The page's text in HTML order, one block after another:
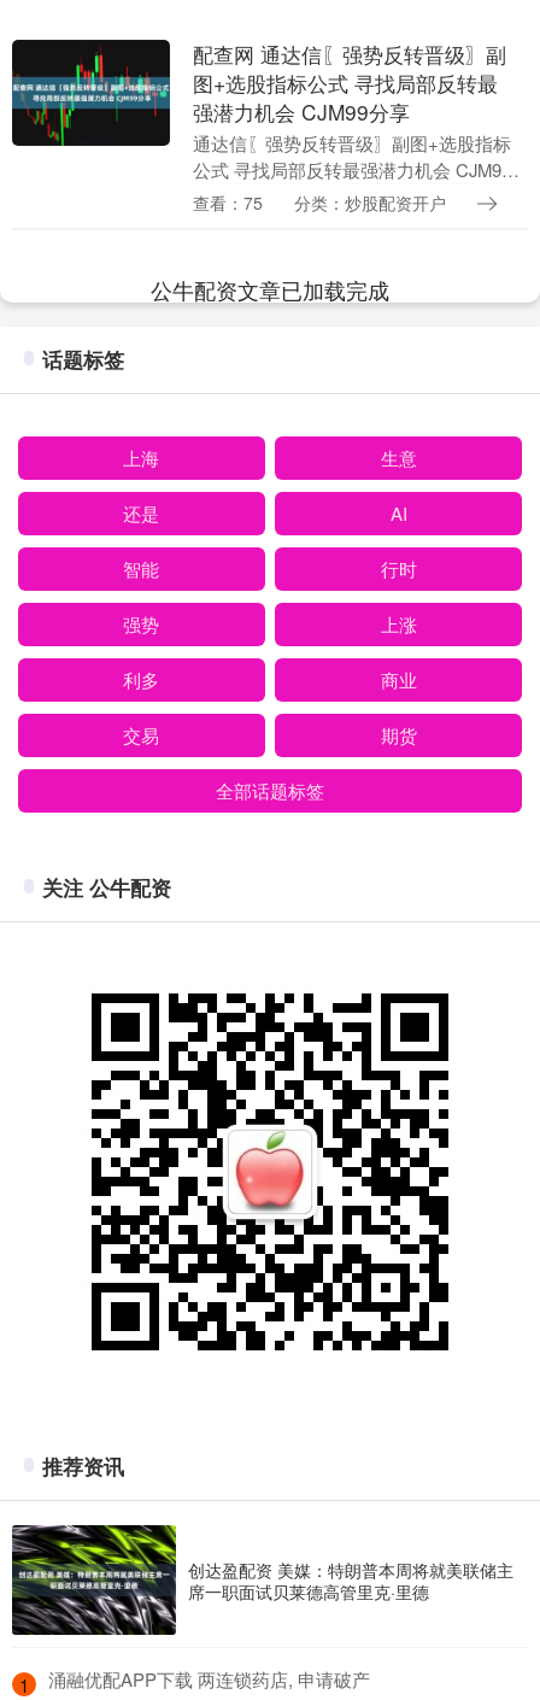
配查网 通达信〖强势反转晋级〗副
图+选股指标公式 寻找局部反转最
强潜力机会 CJM99分享
通达信〖强势反转晋级〗副图+选股指标
公式 寻找局部反转最强潜力机会 CJM99
分享 {强势反转晋级副图}
查看：75 分类：炒股配资开户
公牛配资文章已加载完成
话题标签
上海 生意
还是 AI
智能 行时
强势 上涨
利多 商业
交易 期货
全部话题标签
关注 公牛配资
推荐资讯
创达盈配资 美媒：特朗普本周将就美联储主
席一职面试贝莱德高管里克·里德
1 ​涌融优配APP下载 两连锁药店, 申请破产